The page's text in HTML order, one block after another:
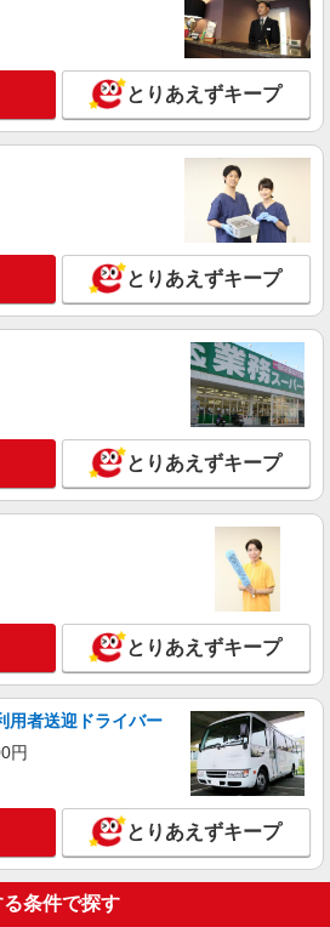
詳細を見る
における図面作成
：230,000円〜330,000円 月額(基本給)：
円 ※社会人経験、面接結果等
年2回（7月、12月）※過去実績2.6ヶ月
】 月給制（月給＝基本給） 【試用期
ヶ月）
中、条件に変更はございません。
詳細を見る
：250,000円〜600,000円 月額(基本給)：
円 ※社会人経験、面接結果等
します。 ■昇給：年1回（4月） ■
2回（7月、12月）※過去実績2.6ヶ月
】 月給制（月給＝基本給） 【試用期
、条件に変更はございません。
港区
詳細を見る
とりあえずキープ
とりあえずキープ
とりあえずキープ
とりあえずキープ
用者送迎ドライバー
円
とりあえずキープ
条件で探す